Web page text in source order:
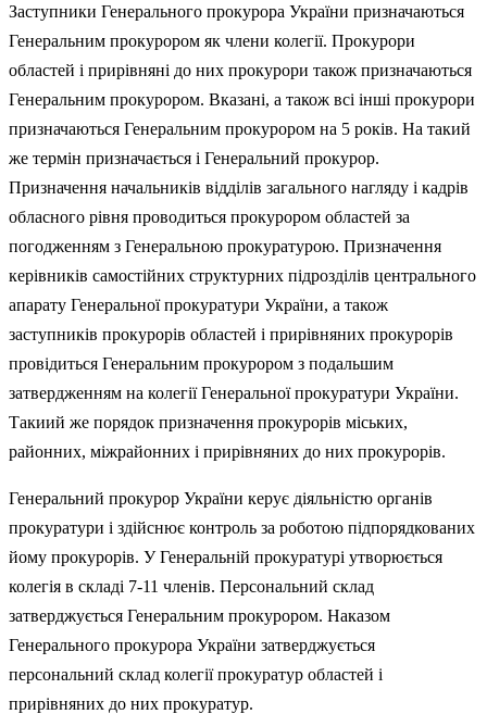
Заступники Генерального прокурора України призначаються
Генеральним прокурором як члени колегії. Прокурори
областей і прирівняні до них прокурори також призначаються
Генеральним прокурором. Вказані, а також всі інші прокурори
призначаються Генеральним прокурором на 5 років. На такий
же термін призначається і Генеральний прокурор.
Призначення начальників відділів загального нагляду і кадрів
обласного рівня проводиться прокурором областей за
погодженням з Генеральною прокуратурою. Призначення
керівників самостійних структурних підрозділів центрального
апарату Генеральної прокуратури України, а також
заступників прокурорів областей і прирівняних прокурорів
провідиться Генеральним прокурором з подальшим
затвердженням на колегії Генеральної прокуратури України.
Такиий же порядок призначення прокурорів міських,
районних, міжрайонних і прирівняних до них прокурорів.
Генеральний прокурор України керує діяльністю органів
прокуратури і здійснює контроль за роботою підпорядкованих
йому прокурорів. У Генеральній прокуратурі утворюється
колегія в складі 7-11 членів. Персональний склад
затверджується Генеральним прокурором. Наказом
Генерального прокурора України затверджується
персональний склад колегії прокуратур областей і
прирівняних до них прокуратур.